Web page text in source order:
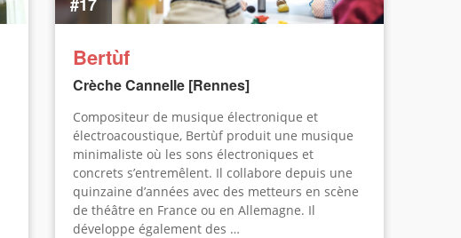
Bertùf
Crèche Cannelle [Rennes]
Compositeur de musique électronique et
électroacoustique, Bertùf produit une musique
minimaliste où les sons électroniques et
concrets s’entremêlent. Il collabore depuis une
quinzaine d’années avec des metteurs en scène
de théâtre en France ou en Allemagne. Il
développe également des …